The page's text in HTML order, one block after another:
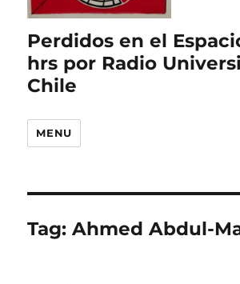
Perdidos en el
hrs por Radio
Chile
MENU
Tag:Ahmed Abdul-